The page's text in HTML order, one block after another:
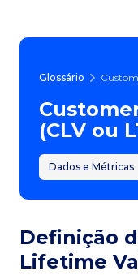
Glossário
(CLV ou
Dados e Métricas
Definição
Lifetime